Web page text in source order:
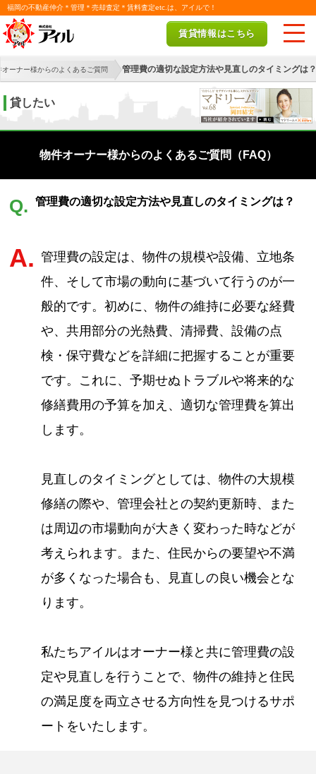
福岡の不動産仲介＊管理＊売却査定＊賃料査定etc.は、アイルで！
賃貸情報はこちら
オーナー様からのよくあるご質問 管理費の適切な設定方法や見直しのタイミングは？
貸したい
物件オーナー様からのよくあるご質問（FAQ）
Q. 管理費の適切な設定方法や見直しのタイミングは？
A. 管理費の設定は、物件の規模や設備、立地条
件、そして市場の動向に基づいて行うのが一
般的です。初めに、物件の維持に必要な経費
や、共用部分の光熱費、清掃費、設備の点
検・保守費などを詳細に把握することが重要
です。これに、予期せぬトラブルや将来的な
修繕費用の予算を加え、適切な管理費を算出
します。
見直しのタイミングとしては、物件の大規模
修繕の際や、管理会社との契約更新時、また
は周辺の市場動向が大きく変わった時などが
考えられます。また、住民からの要望や不満
が多くなった場合も、見直しの良い機会とな
ります。
私たちアイルはオーナー様と共に管理費の設
定や見直しを行うことで、物件の維持と住民
の満足度を両立させる方向性を見つけるサポ
ートをいたします。